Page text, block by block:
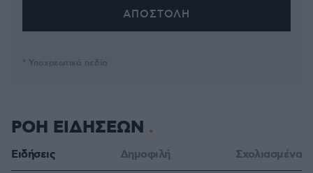
* Υποχρεωτικά πεδία
ΡΟΗ ΕΙΔΗΣΕΩΝ
Ειδήσεις Δημοφιλή Σχολιασμένα